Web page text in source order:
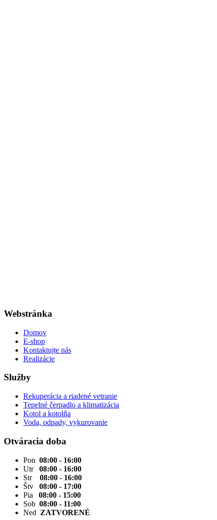
Webstránka
Domov
E-shop
Kontaktujte nás
Realizácie
Služby
Rekuperácia a riadené vetranie
Tepelné čerpadlo a klimatizácia
Kotol a kotolňa
Voda, odpady, vykurovanie
Otváracia doba
Pon 08:00 - 16:00
Utr 08:00 - 16:00
Str 08:00 - 16:00
Štv 08:00 - 17:00
Pia 08:00 - 15:00
Sob 08:00 - 11:00
Ned ZATVORENÉ